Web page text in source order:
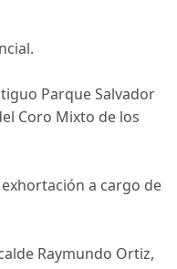
Parque Salvador
Coro Mixto de los
a cargo de
Raymundo Ortiz,
Tips for your Child’s